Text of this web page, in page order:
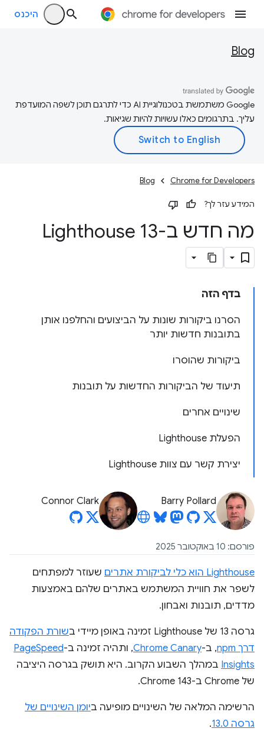
היכנס
Blog
‫Google משתמשת בטכנולוגיית AI כדי לתרגם תוכן לשפה המועדפת
עליך. בתרגומים כאלו עשויות להיות שגיאות.
Chrome for Developers
Blog
המידע עזר לך?
מה חדש ב-Lighthouse 13
בדף הזה
הסרנו ביקורות שונות על הביצועים והחלפנו אותן
בתובנות חדשות יותר
ביקורות שהוסרו
תיעוד של הביקורות החדשות על תובנות
שינויים אחרים
הפעלת Lighthouse
יצירת קשר עם צוות Lighthouse
Barry Pollard
Connor Clark
פורסם: 10 באוקטובר 2025
Lighthouse הוא כלי לביקורת אתרים
שעוזר למפתחים
לשפר את חוויית המשתמש באתרים שלהם באמצעות
מדדים, תובנות ואבחון.
גרסה 13 של Lighthouse זמינה באופן מיידי ב
שורת הפקודה
דרך npm
, ב-Chrome Canary, ותהיה זמינה ב-PageSpeed
Insights במהלך השבוע הקרוב. היא תושק בגרסה היציבה
של Chrome ב-Chrome 143.
הרשימה המלאה של השינויים מופיעה ביומן השינויים של
גרסה 13.0
.